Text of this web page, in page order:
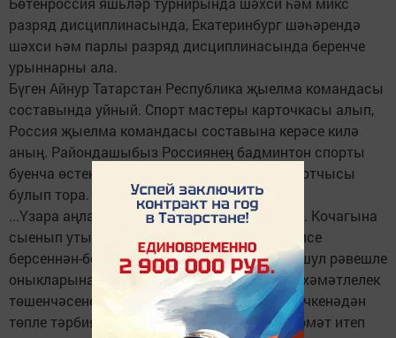
разряд дисциплинасында, Екатеринбург шәһәрендә
шәхси һәм парлы разряд дисциплинасында беренче
урыннарны ала.
Бүген Айнур Татарстан Республика җыелма командасы
составында уйный. Спорт мастеры карточкасы алып,
Россия җыелма командасы составына керәсе килә
аның. Райондашыбыз Россиянең бадминтон спорты
буенча өстенлекләргә ия булган 4 урын спортчысы
булып тора.
...Үзара аңлашу, ихтирам яши әлеге гаиләдә. Кочагына
сыенып утырган бөдрә чәчле кызчыкка әбисе
берсеннән-берсе матур әкиятләр сөйли. Ул шул рәвешле
оныкларына явызлыктан өстен булган мәрхәмәтлелек
төшенчәсенең кыйммәтен, көчен аңлата. Кечкенәдән
төпле тәрбия алган балалар өлкәннәрне хөрмәт итеп